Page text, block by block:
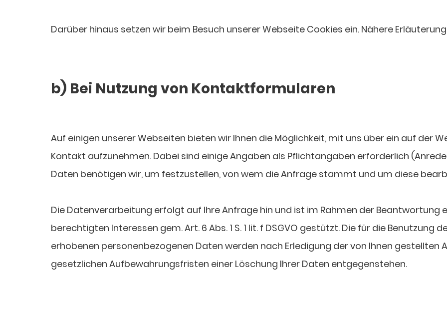
Darüber hinaus setzen wir beim Besuch unserer Webseite Cookies ein. Nähere
b) Bei Nutzung von Kontaktformularen
Auf einigen unserer Webseiten bieten wir Ihnen die Möglichkeit, mit uns über ein auf der
Kontakt aufzunehmen. Dabei sind einige Angaben als Pflichtangaben erforderlich
Daten benötigen wir, um festzustellen, von wem die Anfrage stammt und um diese
Die Datenverarbeitung erfolgt auf Ihre Anfrage hin und ist im Rahmen der Beantwortung
berechtigten Interessen gem. Art. 6 Abs. 1 S. 1 lit. f DSGVO gestützt. Die für die Benutzung
erhobenen personenbezogenen Daten werden nach Erledigung der von Ihnen gestellten
gesetzlichen Aufbewahrungsfristen einer Löschung Ihrer Daten entgegenstehen.